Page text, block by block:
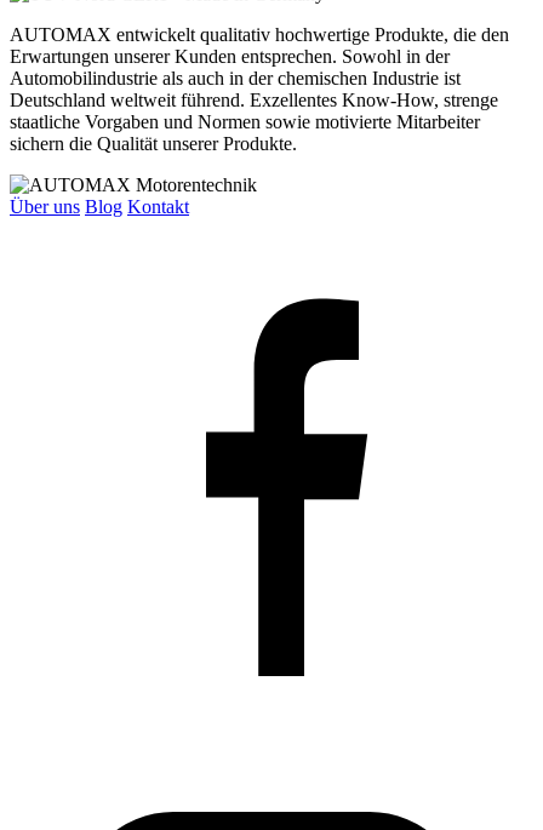
AUTOMAX entwickelt qualitativ hochwertige Produkte, die den
Erwartungen unserer Kunden entsprechen. Sowohl in der
Automobilindustrie als auch in der chemischen Industrie ist
Deutschland weltweit führend. Exzellentes Know-How, strenge
staatliche Vorgaben und Normen sowie motivierte Mitarbeiter
sichern die Qualität unserer Produkte.
Über uns Blog Kontakt